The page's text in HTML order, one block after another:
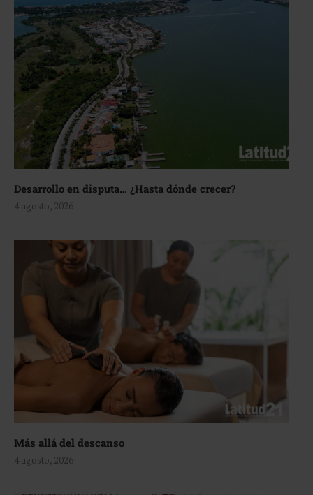
Desarrollo en disputa… ¿Hasta dónde crecer?
4 agosto, 2026
Más allá del descanso
4 agosto, 2026